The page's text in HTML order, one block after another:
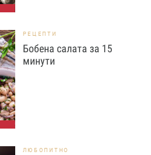
РЕЦЕПТИ
Бобена салата за 15
минути
ЛЮБОПИТНО